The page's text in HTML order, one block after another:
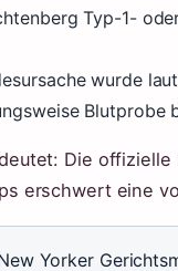
Typ-1-
wurde
Blutprobe
Die
erschwert eine
Yorker